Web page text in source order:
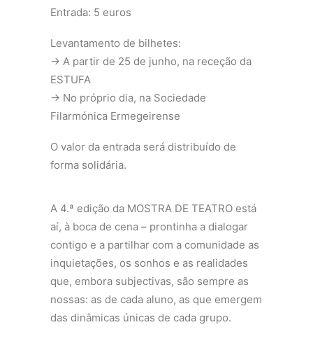
Entrada: 5 euros
Levantamento de bilhetes:
→ A partir de 25 de junho, na receção da
ESTUFA
→ No próprio dia, na Sociedade
Filarmónica Ermegeirense
O valor da entrada será distribuído de
forma solidária.
A 4.ª edição da MOSTRA DE TEATRO está
aí, à boca de cena – prontinha a dialogar
contigo e a partilhar com a comunidade as
inquietações, os sonhos e as realidades
que, embora subjectivas, são sempre as
nossas: as de cada aluno, as que emergem
das dinâmicas únicas de cada grupo.